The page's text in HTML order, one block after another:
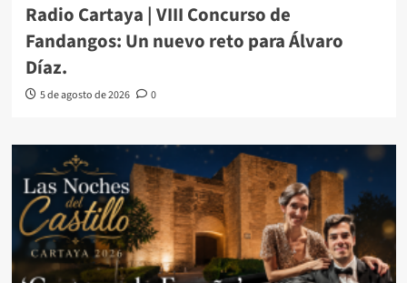
Radio Cartaya | VIII Concurso de
Fandangos: Un nuevo reto para Álvaro
Díaz.
5 de agosto de 2026 0